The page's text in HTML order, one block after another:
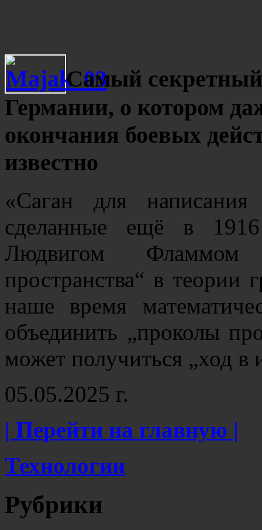
Самый секретный
Германии, о котором
окончания боевых
известно
«Саган для написания
сделанные ещё в
Людвигом
пространства“ в
наше время
объединить „проколы
может получиться „ход
05.05.2025 г.
| Перейти на главную |
Технологии
Рубрики